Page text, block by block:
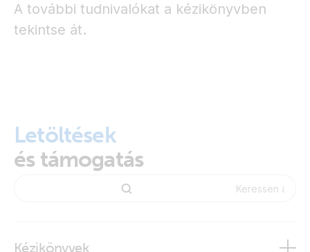
A további tudnivalókat a kézikönyvben
tekintse át.
Letöltések
és támogatás
Kézikönyvek